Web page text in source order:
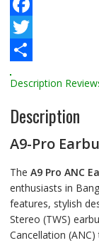
F
a
c
o
k
T
w
t
r
S
r
Description
Description
A9-Pro
The A9 Pro ANC
enthusiasts in
features, stylish
Stereo (TWS)
Cancellation